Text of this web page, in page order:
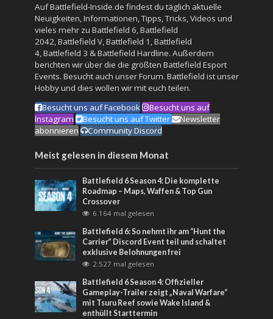
Auf Battlefield-Inside.de findest du täglich aktuelle
Neuigkeiten, Informationen, Tipps, Tricks, Videos und
vieles mehr zu Battlefield 6,Battlefield
2042,Battlefield V,Battlefield 1 ,Battlefield
4,Battlefield 3 &Battlefield Hardline. Außerdem
berichten wir über die die größten Battlefield Esport
Events. Besucht auch unserForum. Battlefield ist unser
Hobby und dies wollen wir mit euch teilen.
Besucht uns auf Facebook
Besucht uns auf
Instagram
Besucht uns auf Twitter
Newsletter
abonnieren
Community Discord
Meist gelesen in diesem Monat
Battlefield 6 Season 4: Die komplette
Roadmap – Maps, Waffen & Top Gun
Crossover
6.164 mal gelesen
Battlefield 6: So nehmt ihr am “Hunt the
Carrier” Discord Event teil und schaltet
exklusive Belohnungen frei
2.527 mal gelesen
Battlefield 6 Season 4: Offizieller
Gameplay-Trailer zeigt „Naval Warfare“
mit Tsuru Reef sowie Wake Island &
enthüllt Starttermin